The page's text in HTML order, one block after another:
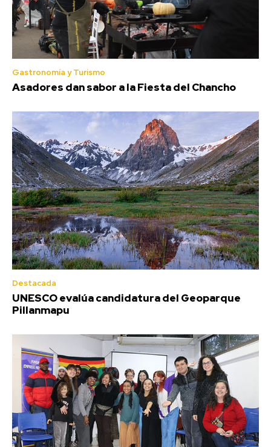
Gastronomía y Turismo
Asadores dan sabor a la Fiesta del Chancho
Destacada
UNESCO evalúa candidatura del Geoparque
Pillanmapu